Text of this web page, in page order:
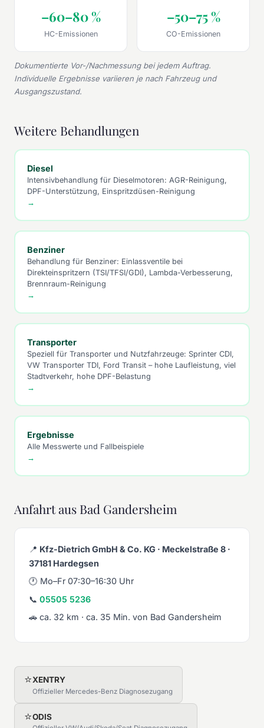
–60–80 %
HC-Emissionen
–50–75 %
CO-Emissionen
Dokumentierte Vor-/Nachmessung bei jedem Auftrag.
Individuelle Ergebnisse variieren je nach Fahrzeug und
Ausgangszustand.
Weitere Behandlungen
Diesel
Intensivbehandlung für Dieselmotoren: AGR-Reinigung,
DPF-Unterstützung, Einspritzdüsen-Reinigung
→
Benziner
Behandlung für Benziner: Einlassventile bei
Direkteinspritzern (TSI/TFSI/GDI), Lambda-Verbesserung,
Brennraum-Reinigung
→
Transporter
Speziell für Transporter und Nutzfahrzeuge: Sprinter CDI,
VW Transporter TDI, Ford Transit – hohe Laufleistung, viel
Stadtverkehr, hohe DPF-Belastung
→
Ergebnisse
Alle Messwerte und Fallbeispiele
→
Anfahrt aus Bad Gandersheim
📍 Kfz-Dietrich GmbH & Co. KG · Meckelstraße 8 ·
37181 Hardegsen
🕐 Mo–Fr 07:30–16:30 Uhr
📞 05505 5236
🚗 ca. 32 km · ca. 35 Min. von Bad Gandersheim
⭐XENTRY
Offizieller Mercedes-Benz Diagnosezugang
⭐ODIS